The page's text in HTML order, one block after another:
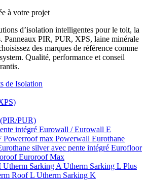
à votre projet
d’isolation intelligentes pour le toit, la
Panneaux PIR, PUR, XPS, laine minérale
des marques de référence comme
Qualité, performance et conseil
de Isolation
PUR)
intégré Eurowall / Eurowall E
Powerroof max Powerwall Eurothane
silver avec pente intégré Eurofloor
Euroroof Max
Utherm Sarking A Utherm Sarking L Plus
Roof L Utherm Sarking K